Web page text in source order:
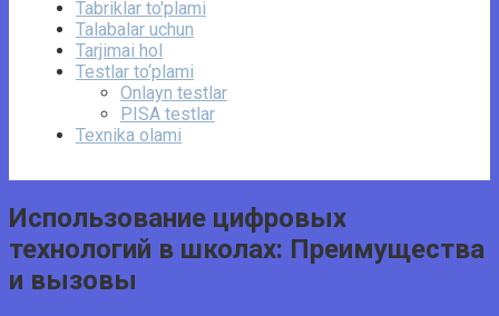
Tabriklar to'plami
Talabalar uchun
Tarjimai hol
Testlar to‘plami
Onlayn testlar
PISA testlar
Texnika olami
Использование цифровых
технологий в школах: Преимущества
и вызовы